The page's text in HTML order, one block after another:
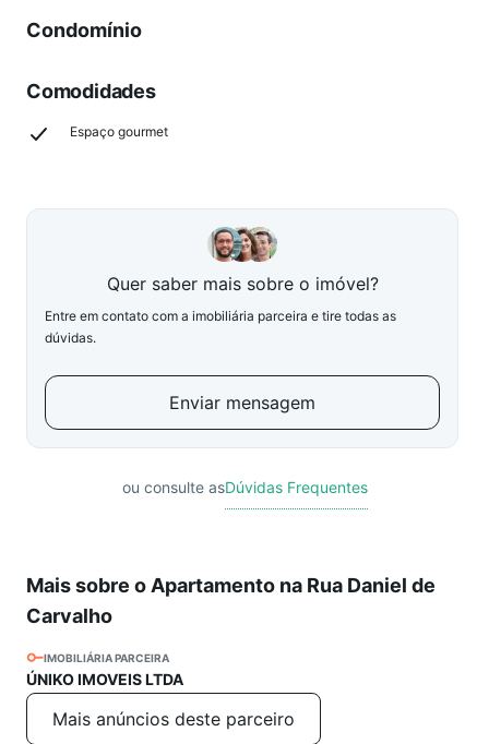
Condomínio
Comodidades
Espaço gourmet
Quer saber mais sobre o imóvel?
Entre em contato com a imobiliária parceira e tire todas as
dúvidas.
Enviar mensagem
ou consulte asDúvidas Frequentes
Mais sobre o Apartamento na Rua Daniel de
Carvalho
IMOBILIÁRIA PARCEIRA
ÚNIKO IMOVEIS LTDA
Mais anúncios deste parceiro